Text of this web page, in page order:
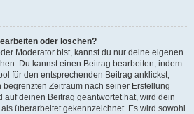
oder löschen?
Moderator bist, kannst du nur deine eigenen
Du kannst einen Beitrag bearbeiten, indem
für den entsprechenden Beitrag anklickst;
Zeitraum nach seiner Erstellung
auf deinen Beitrag geantwortet hat, wird dein
überarbeitet gekennzeichnet. Es wird sowohl